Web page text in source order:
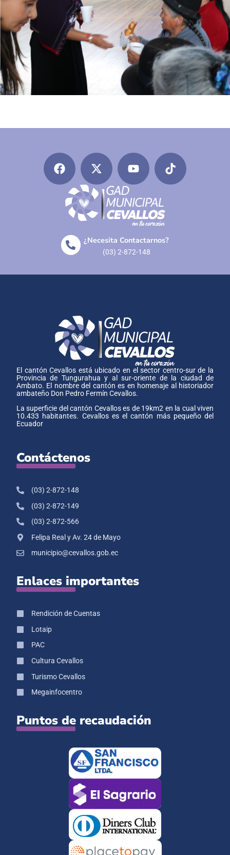
¿Necesita Contactarnos?
(03) 2-872-148
El cantón Cevallos está ubicado en el sector centro-sur de la
Provincia de Tungurahua y al sur-oriente de la ciudad de
Ambato. El nombre del cantón es en homenaje al historiador
ambateño Don Pedro Fermín Cevallos.
La superficie del cantón Cevallos es de 19km2 en la cual viven
10.433 habitantes. Cevallos es el cantón más pequeño del
Ecuador
Contáctenos
(03) 2-872-148
(03) 2-872-149
(03) 2-872-566
Felipa Real y Av. 24 de Mayo
municipio@cevallos.gob.ec
Enlaces importantes
Rendición de Cuentas
Lotaip
PAC
Cultura Cevallos
Turismo Cevallos
Megainfocentro
Puntos de recaudación